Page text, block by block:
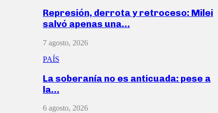
Represión, derrota y retroceso: Milei
salvó apenas una…
7 agosto, 2026
PAÍS
La soberanía no es anticuada: pese a
la…
6 agosto, 2026